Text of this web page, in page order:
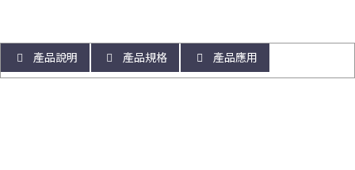
產品說明 產品規格 產品應用